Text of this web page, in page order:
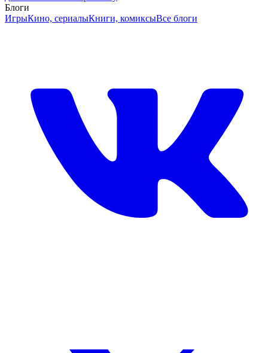
Блоги
ИгрыКино, сериалыКниги, комиксыВсе блоги